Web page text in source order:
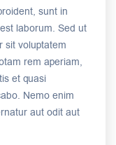
sunt in
laborum. Sed ut
sit voluptatem
rem aperiam,
et quasi
Nemo enim
aut odit aut